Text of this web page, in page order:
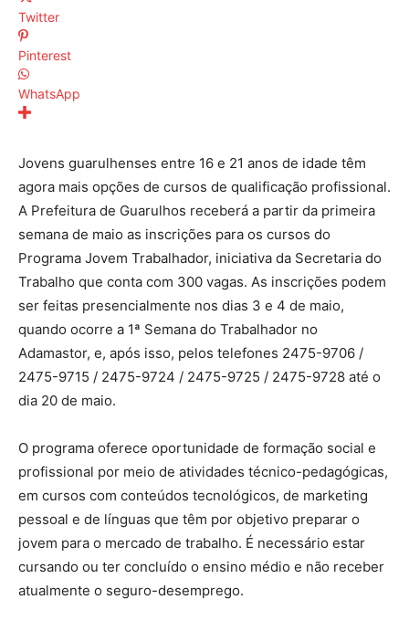
Twitter
Pinterest
WhatsApp
Jovens guarulhenses entre 16 e 21 anos de idade têm
agora mais opções de cursos de qualificação profissional.
A Prefeitura de Guarulhos receberá a partir da primeira
semana de maio as inscrições para os cursos do
Programa Jovem Trabalhador, iniciativa da Secretaria do
Trabalho que conta com 300 vagas. As inscrições podem
ser feitas presencialmente nos dias 3 e 4 de maio,
quando ocorre a 1ª Semana do Trabalhador no
Adamastor, e, após isso, pelos telefones 2475-9706 /
2475-9715 / 2475-9724 / 2475-9725 / 2475-9728 até o
dia 20 de maio.
O programa oferece oportunidade de formação social e
profissional por meio de atividades técnico-pedagógicas,
em cursos com conteúdos tecnológicos, de marketing
pessoal e de línguas que têm por objetivo preparar o
jovem para o mercado de trabalho. É necessário estar
cursando ou ter concluído o ensino médio e não receber
atualmente o seguro-desemprego.